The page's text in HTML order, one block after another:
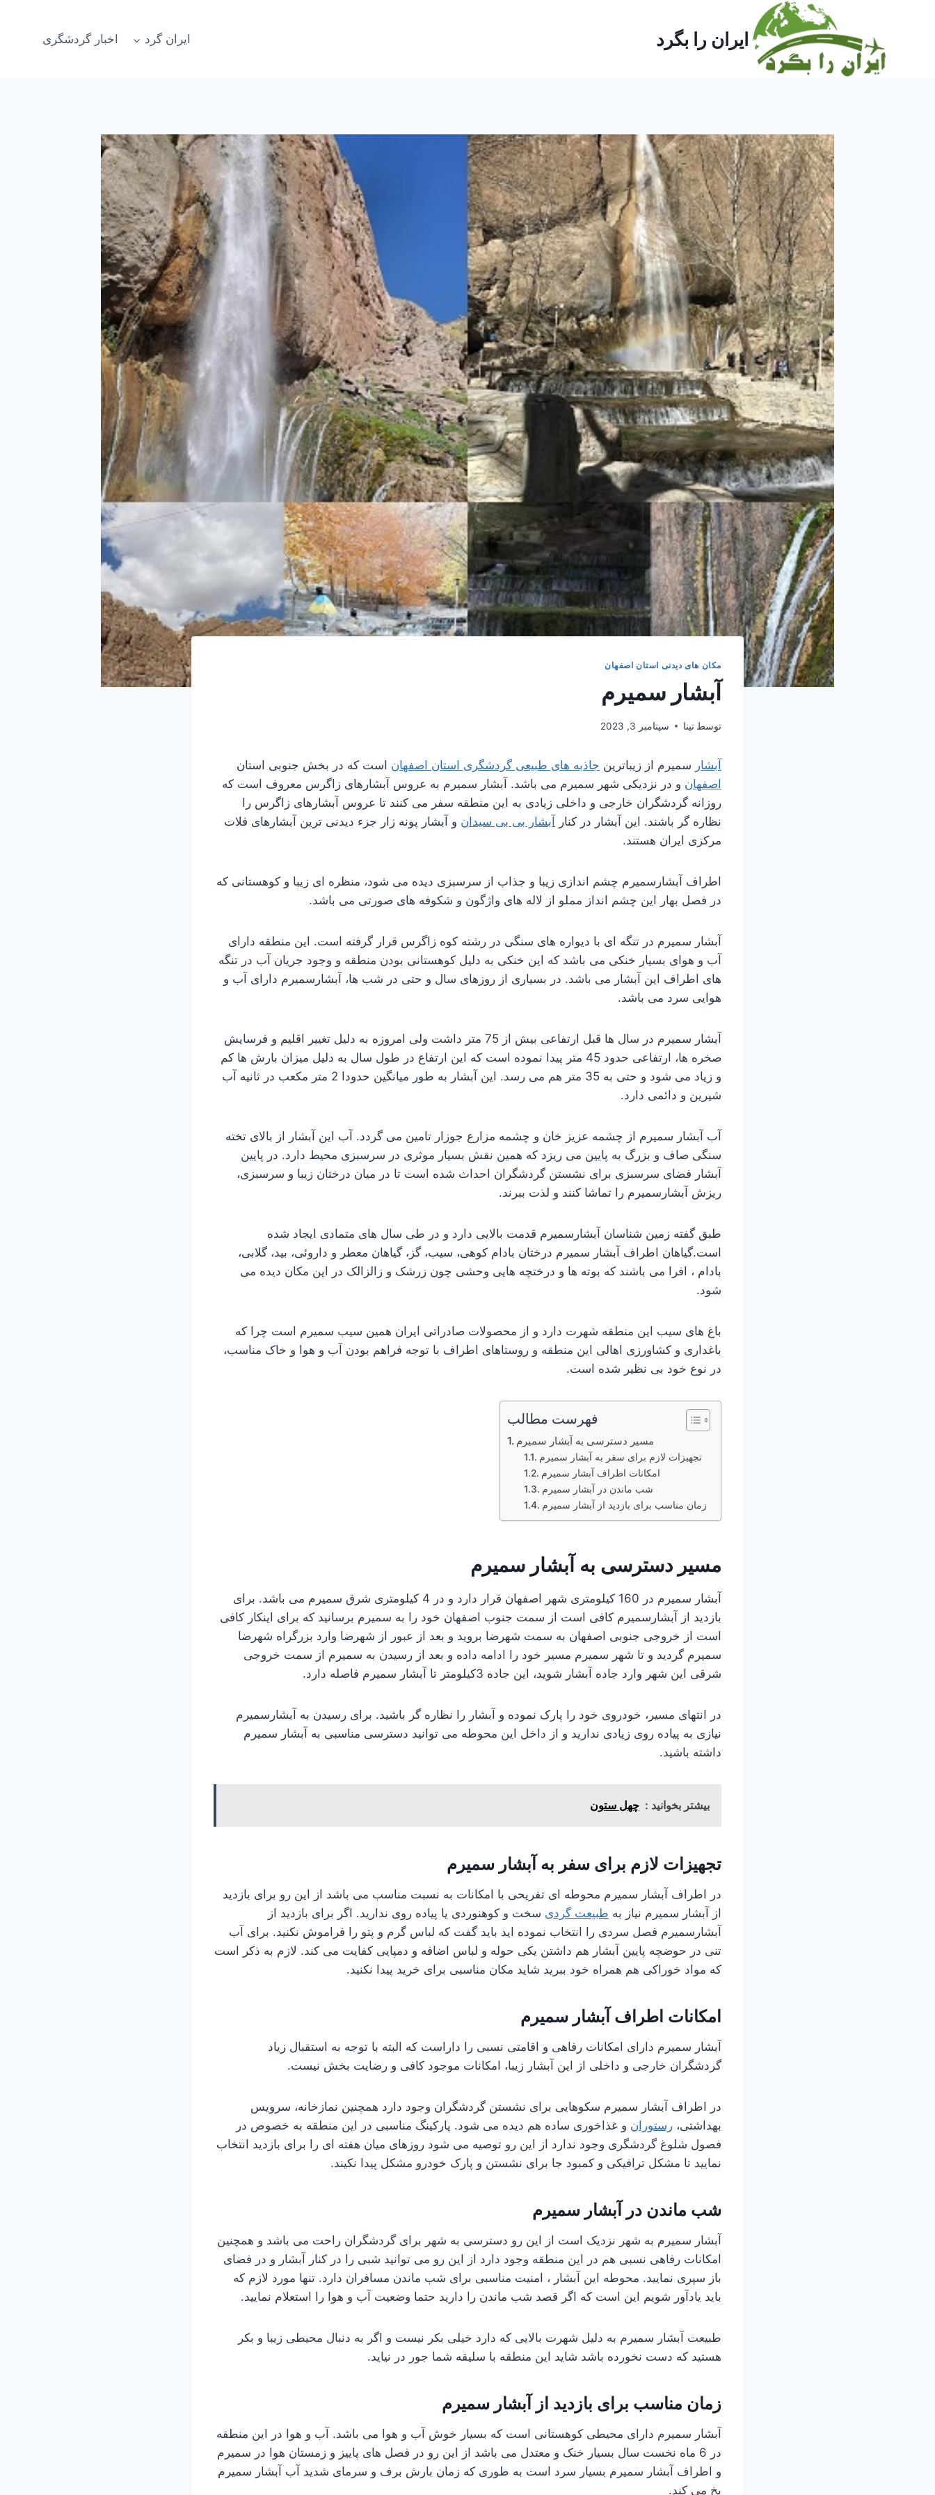
ایران را بگرد ایران گرد اخبار گردشگری
مکان های دیدنی استان اصفهان
آبشار سمیرم
توسط تینا سپتامبر 3, 2023
آبشار سمیرم از زیباترین جاذبه های طبیعی گردشگری استان اصفهان است که در بخش جنوبی استان
اصفهان و در نزدیکی شهر سمیرم می باشد. آبشار سمیرم به عروس آبشارهای زاگرس معروف است که
روزانه گردشگران خارجی و داخلی زیادی به این منطقه سفر می کنند تا عروس آبشارهای زاگرس را
نظاره گر باشند. این آبشار در کنار آبشار بی بی سیدان و آبشار پونه زار جزء دیدنی ترین آبشارهای فلات
مرکزی ایران هستند.
اطراف آبشارسمیرم چشم اندازی زیبا و جذاب از سرسبزی دیده می شود، منظره ای زیبا و کوهستانی که
در فصل بهار این چشم انداز مملو از لاله های واژگون و شکوفه های صورتی می باشد.
آبشار سمیرم در تنگه ای با دیواره های سنگی در رشته کوه زاگرس قرار گرفته است. این منطقه دارای
آب و هوای بسیار خنکی می باشد که این خنکی به دلیل کوهستانی بودن منطقه و وجود جریان آب در تنگه
های اطراف این آبشار می باشد. در بسیاری از روزهای سال و حتی در شب ها، آبشارسمیرم دارای آب و
هوایی سرد می باشد.
آبشار سمیرم در سال ها قبل ارتفاعی بیش از 75 متر داشت ولی امروزه به دلیل تغییر اقلیم و فرسایش
صخره ها، ارتفاعی حدود 45 متر پیدا نموده است که این ارتفاع در طول سال به دلیل میزان بارش ها کم
و زیاد می شود و حتی به 35 متر هم می رسد. این آبشار به طور میانگین حدودا 2 متر مکعب در ثانیه آب
شیرین و دائمی دارد.
آب آبشار سمیرم از چشمه عزیز خان و چشمه مزارع جوزار تامین می گردد. آب این آبشار از بالای تخته
سنگی صاف و بزرگ به پایین می ریزد که همین نقش بسیار موثری در سرسبزی محیط دارد. در پایین
آبشار فضای سرسبزی برای نشستن گردشگران احداث شده است تا در میان درختان زیبا و سرسبزی،
ریزش آبشارسمیرم را تماشا کنند و لذت ببرند.
طبق گفته زمین شناسان آبشارسمیرم قدمت بالایی دارد و در طی سال های متمادی ایجاد شده
است.گیاهان اطراف آبشار سمیرم درختان بادام کوهی، سیب، گز، گیاهان معطر و داروئی، بید، گلابی،
بادام ، افرا می باشند که بوته ها و درختچه هایی وحشی چون زرشک و زالزالک در این مکان دیده می
شود.
باغ های سیب این منطقه شهرت دارد و از محصولات صادراتی ایران همین سیب سمیرم است چرا که
باغداری و کشاورزی اهالی این منطقه و روستاهای اطراف با توجه فراهم بودن آب و هوا و خاک مناسب،
در نوع خود بی نظیر شده است.
فهرست مطالب
مسیر دسترسی به آبشار سمیرم
تجهیزات لازم برای سفر به آبشار سمیرم
امکانات اطراف آبشار سمیرم
شب ماندن در آبشار سمیرم
زمان مناسب برای بازدید از آبشار سمیرم
مسیر دسترسی به آبشار سمیرم
آبشار سمیرم در 160 کیلومتری شهر اصفهان قرار دارد و در 4 کیلومتری شرق سمیرم می باشد. برای
بازدید از آبشارسمیرم کافی است از سمت جنوب اصفهان خود را به سمیرم برسانید که برای اینکار کافی
است از خروجی جنوبی اصفهان به سمت شهرضا بروید و بعد از عبور از شهرضا وارد بزرگراه شهرضا
سمیرم گردید و تا شهر سمیرم مسیر خود را ادامه داده و بعد از رسیدن به سمیرم از سمت خروجی
شرقی این شهر وارد جاده آبشار شوید، این جاده 3کیلومتر تا آبشار سمیرم فاصله دارد.
در انتهای مسیر، خودروی خود را پارک نموده و آبشار را نظاره گر باشید. برای رسیدن به آبشارسمیرم
نیازی به پیاده روی زیادی ندارید و از داخل این محوطه می توانید دسترسی مناسبی به آبشار سمیرم
داشته باشید.
بیشتر بخوانید : چهل ستون
تجهیزات لازم برای سفر به آبشار سمیرم
در اطراف آبشار سمیرم محوطه ای تفریحی با امکانات به نسبت مناسب می باشد از این رو برای بازدید
از آبشار سمیرم نیاز به طبیعت گردی سخت و کوهنوردی یا پیاده روی ندارید. اگر برای بازدید از
آبشارسمیرم فصل سردی را انتخاب نموده اید باید گفت که لباس گرم و پتو را فراموش نکنید. برای آب
تنی در حوضچه پایین آبشار هم داشتن یکی حوله و لباس اضافه و دمپایی کفایت می کند. لازم به ذکر است
که مواد خوراکی هم همراه خود ببرید شاید مکان مناسبی برای خرید پیدا نکنید.
امکانات اطراف آبشار سمیرم
آبشار سمیرم دارای امکانات رفاهی و اقامتی نسبی را داراست که البته با توجه به استقبال زیاد
گردشگران خارجی و داخلی از این آبشار زیبا، امکانات موجود کافی و رضایت بخش نیست.
در اطراف آبشار سمیرم سکوهایی برای نشستن گردشگران وجود دارد همچنین نمازخانه، سرویس
بهداشتی، رستوران و غذاخوری ساده هم دیده می شود. پارکینگ مناسبی در این منطقه به خصوص در
فصول شلوغ گردشگری وجود ندارد از این رو توصیه می شود روزهای میان هفته ای را برای بازدید انتخاب
نمایید تا مشکل ترافیکی و کمبود جا برای نشستن و پارک خودرو مشکل پیدا نکیند.
شب ماندن در آبشار سمیرم
آبشار سمیرم به شهر نزدیک است از این رو دسترسی به شهر برای گردشگران راحت می باشد و همچنین
امکانات رفاهی نسبی هم در این منطقه وجود دارد از این رو می توانید شبی را در کنار آبشار و در فضای
باز سپری نمایید. محوطه این آبشار ، امنیت مناسبی برای شب ماندن مسافران دارد. تنها مورد لازم که
باید یادآور شویم این است که اگر قصد شب ماندن را دارید حتما وضعیت آب و هوا را استعلام نمایید.
طبیعت آبشار سمیرم به دلیل شهرت بالایی که دارد خیلی بکر نیست و اگر به دنبال محیطی زیبا و بکر
هستید که دست نخورده باشد شاید این منطقه با سلیقه شما جور در نیاید.
زمان مناسب برای بازدید از آبشار سمیرم
آبشار سمیرم دارای محیطی کوهستانی است که بسیار خوش آب و هوا می باشد. آب و هوا در این منطقه
در 6 ماه نخست سال بسیار خنک و معتدل می باشد از این رو در فصل های پاییز و زمستان هوا در سمیرم
و اطراف آبشار سمیرم بسیار سرد است به طوری که زمان بارش برف و سرمای شدید آب آبشار سمیرم
یخ می کند.